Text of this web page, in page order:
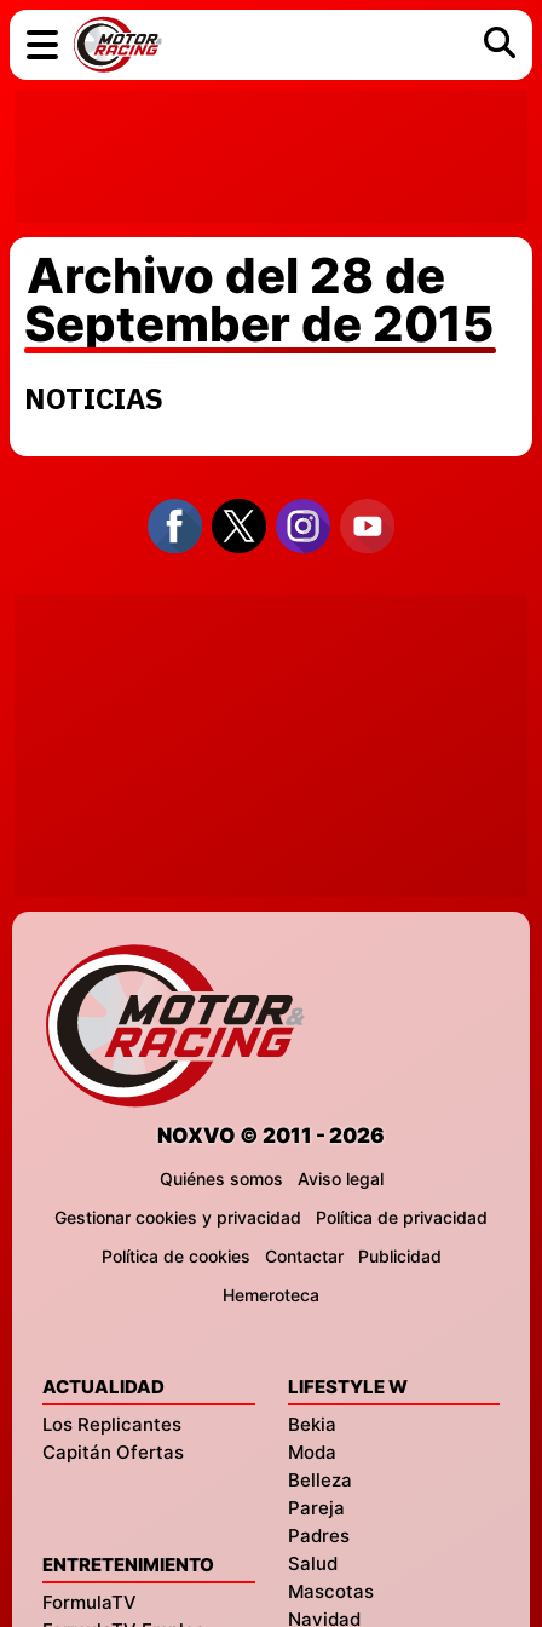
Archivo del 28 de
September de 2015
NOTICIAS
NOXVO © 2011 - 2026
Quiénes somos
Aviso legal
Gestionar cookies y privacidad
Política de privacidad
Política de cookies
Contactar
Publicidad
Hemeroteca
ACTUALIDAD
Los Replicantes
Capitán Ofertas
ENTRETENIMIENTO
FormulaTV
LIFESTYLE W
Bekia
Moda
Belleza
Pareja
Padres
Salud
Mascotas
Navidad